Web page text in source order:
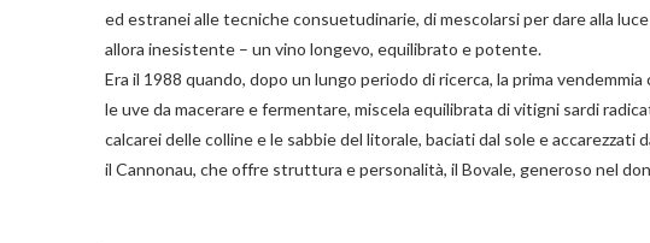
ed estranei alle tecniche consuetudinarie, di mescolarsi per dare alla luce
allora inesistente – un vino longevo, equilibrato e potente.
Era il 1988 quando, dopo un lungo periodo di ricerca, la prima
le uve da macerare e fermentare, miscela equilibrata di vitigni sardi
calcarei delle colline e le sabbie del litorale, baciati dal sole e accarezzati
il Cannonau, che offre struttura e personalità, il Bovale, generoso nel